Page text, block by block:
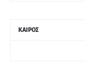
ΚΑΙΡΟΣ